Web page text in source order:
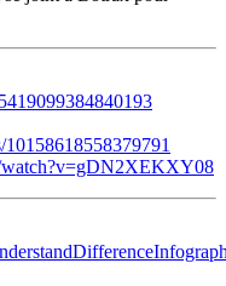
watch?v=gDN2XEKXY08